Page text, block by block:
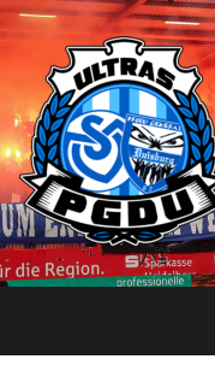
Proud
Generation
Duisburg